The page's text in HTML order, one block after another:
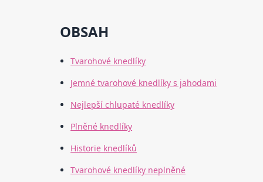
OBSAH
Tvarohové knedlíky
Jemné tvarohové knedlíky s jahodami
Nejlepší chlupaté knedlíky
Plněné knedlíky
Historie knedlíků
Tvarohové knedlíky neplněné